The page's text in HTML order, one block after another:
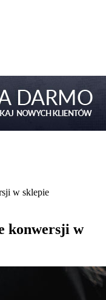
w sklepie
konwersji w